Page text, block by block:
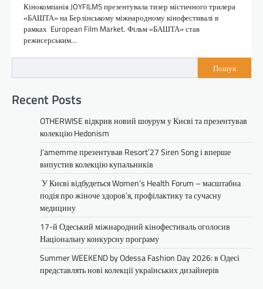
Кінокомпанія JOYFILMS презентувала тизер містичного трилера
«БАШТА» на Берлінському міжнародному кінофестивалі в
рамках European Film Market. Фільм «БАШТА» став
режисерським…
Пошук
Recent Posts
OTHERWISE відкрив новий шоурум у Києві та презентував
колекцію Hedonism
J’amemme презентував Resort’27 Siren Song і вперше
випустив колекцію купальників
У Києві відбудеться Women’s Health Forum – масштабна
подія про жіноче здоров’я, профілактику та сучасну
медицину
17-й Одеський міжнародний кінофестиваль оголосив
Національну конкурсну програму
Summer WEEKEND by Odessa Fashion Day 2026: в Одесі
представлять нові колекції українських дизайнерів